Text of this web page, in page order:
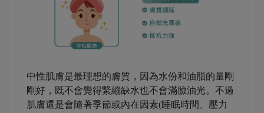
中性肌膚是最理想的膚質，因為水份和油脂的量剛
剛好，既不會覺得緊繃缺水也不會滿臉油光。不過
肌膚還是會隨著季節或內在因素(睡眠時間、壓力